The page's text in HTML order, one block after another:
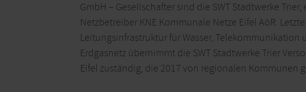
GmbH – Gesellschafter sind die SWT Stadtwerke
Netzbetreiber KNE Kommunale Netze Eifel AöR.
Leitungsinfrastruktur für Wasser,
Erdgasnetz übernimmt die SWT Stadtwerke Trier
Eifel zuständig, die 2017 von regionalen Kommunen